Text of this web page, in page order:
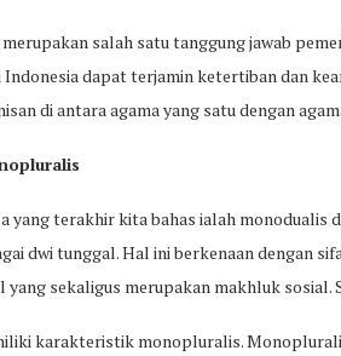
salah satu tanggung jawab
dapat terjamin ketertiban dan
di antara agama yang satu dengan
terakhir kita bahas ialah monodualis
dwi tunggal. Hal ini berkenaan dengan
sekaligus merupakan makhluk
karakteristik monopluralis.